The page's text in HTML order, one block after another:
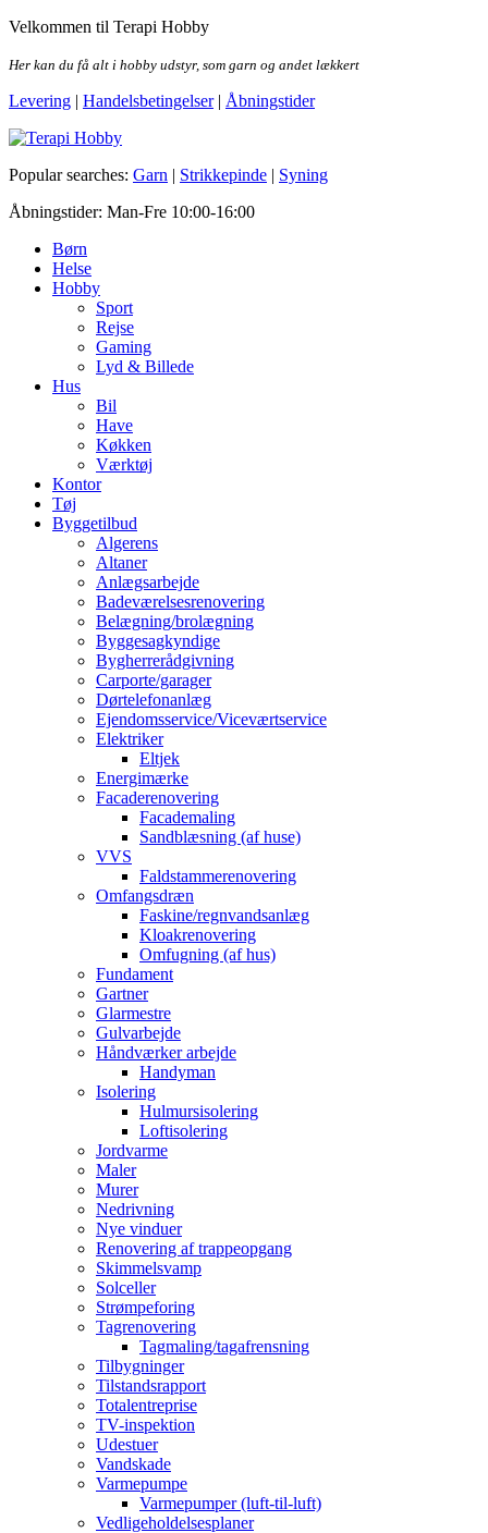
Skip
the
Velkommen til Terapi Hobby
Her kan du få alt i hobby udstyr, som garn og andet lækkert
Levering | Handelsbetingelser| Åbningstider
Terapi Hobby
Popular searches: Garn | Strikkepinde | Syning
Åbningstider: Man-Fre 10:00-16:00
Børn
Helse
Hobby
Sport
Rejse
Gaming
Lyd & Billede
Hus
Bil
Have
Køkken
Værktøj
Kontor
Tøj
Byggetilbud
Algerens
Altaner
Anlægsarbejde
Badeværelsesrenovering
Belægning/brolægning
Byggesagkyndige
Bygherrerådgivning
Carporte/garager
Dørtelefonanlæg
Ejendomsservice/Viceværtservice
Elektriker
Eltjek
Energimærke
Facaderenovering
Facademaling
Sandblæsning (af huse)
VVS
Faldstammerenovering
Omfangsdræn
Faskine/regnvandsanlæg
Kloakrenovering
Omfugning (af hus)
Fundament
Gartner
Glarmestre
Gulvarbejde
Håndværker arbejde
Handyman
Isolering
Hulmursisolering
Loftisolering
Jordvarme
Maler
Murer
Nedrivning
Nye vinduer
Renovering af trappeopgang
Skimmelsvamp
Solceller
Strømpeforing
Tagrenovering
Tagmaling/tagafrensning
Tilbygninger
Tilstandsrapport
Totalentreprise
TV-inspektion
Udestuer
Vandskade
Varmepumpe
Varmepumper (luft-til-luft)
Vedligeholdelsesplaner